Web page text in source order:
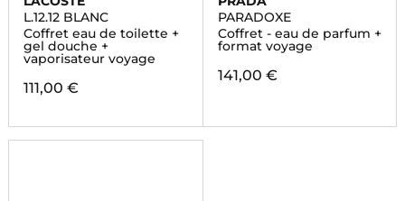
L.12.12 BLANC
Coffret eau de toilette +
gel douche +
vaporisateur voyage
111,00 €
PARADOXE
Coffret - eau de parfum +
format voyage
141,00 €